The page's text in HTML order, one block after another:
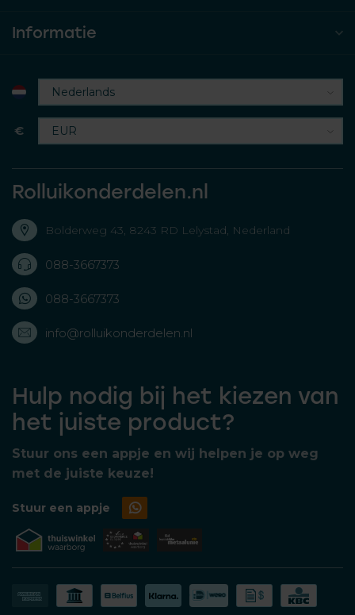
Informatie
€
Rolluikonderdelen.nl
Bolderweg 43, 8243 RD Lelystad, Nederland
088-3667373
088-3667373
info@rolluikonderdelen.nl
Hulp nodig bij het kiezen van
het juiste product?
Stuur ons een appje en wij helpen je op weg
met de juiste keuze!
Stuur een appje